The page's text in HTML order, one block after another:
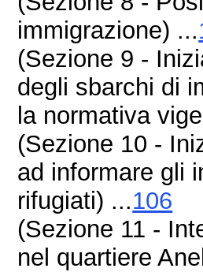
immigrazione) ...
(Sezione 9 -
degli sbarchi di
la normativa
(Sezione 10 -
ad informare gli
rifugiati) ...106
(Sezione 11 -
nel quartiere